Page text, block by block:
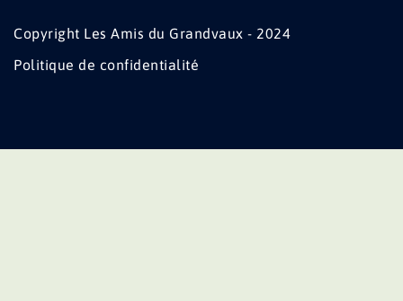
Copyright Les Amis du Grandvaux - 2024
Politique de confidentialité